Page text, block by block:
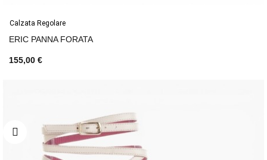
Calzata Regolare
ERIC PANNA FORATA
155,00 €